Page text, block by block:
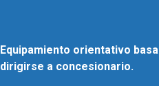
Equipamiento orientativo
dirigirse a concesionario.